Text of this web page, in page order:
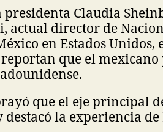
presidenta Claudia
actual director de
en Estados
reportan que el
que el eje principal
destacó la experiencia